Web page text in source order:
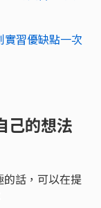
習優缺點一次
己的想法
話，可以在提